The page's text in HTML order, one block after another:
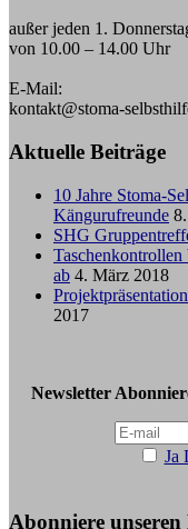
außer jeden 1.
von 10.00 – 14.00 Uhr
E-Mail:
kontakt@stoma-
Aktuelle Beiträge
10 Jahre Stoma-
Kängurufreunde
SHG
ab 4. März 2018
2017
Newsletter
Ja
Abonniere unseren